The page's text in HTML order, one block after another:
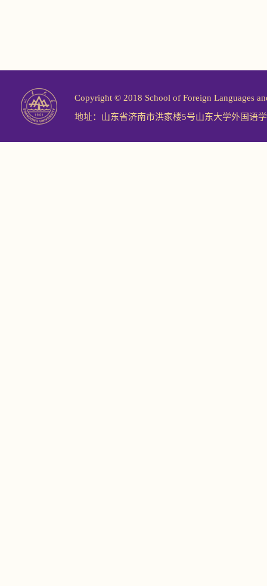
Copyright © 2018 School of Foreign Languages
地址：山东省济南市洪家楼5号山东大学外国语